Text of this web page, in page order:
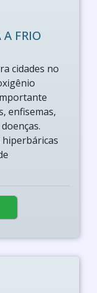
FRIO
cidades no
enfisemas,
hiperbáricas